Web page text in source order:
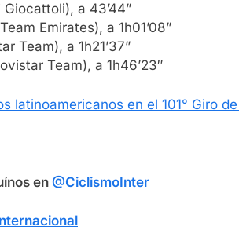
a 43’44”
Emirates), a 1h01’08”
Team), a 1h21’37”
Team), a 1h46’23″
latinoamericanos en el 101° Giro
en @CiclismoInter